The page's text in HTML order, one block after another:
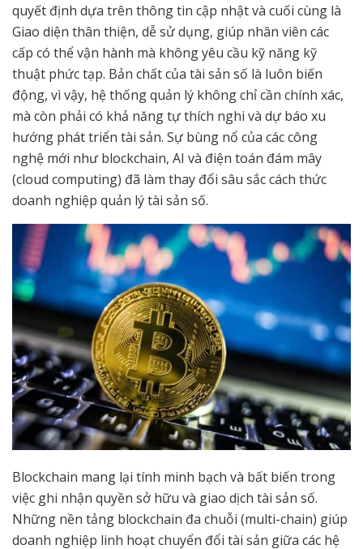
quyết định dựa trên thông tin cập nhật và cuối cùng là
Giao diện thân thiện, dễ sử dụng, giúp nhân viên các
cấp có thể vận hành mà không yêu cầu kỹ năng kỹ
thuật phức tạp. Bản chất của tài sản số là luôn biến
động, vì vậy, hệ thống quản lý không chỉ cần chính xác,
mà còn phải có khả năng tự thích nghi và dự báo xu
hướng phát triển tài sản. Sự bùng nổ của các công
nghệ mới như blockchain, AI và điện toán đám mây
(cloud computing) đã làm thay đổi sâu sắc cách thức
doanh nghiệp quản lý tài sản số.
Blockchain mang lại tính minh bạch và bất biến trong
việc ghi nhận quyền sở hữu và giao dịch tài sản số.
Những nền tảng blockchain đa chuỗi (multi-chain) giúp
doanh nghiệp linh hoạt chuyển đổi tài sản giữa các hệ